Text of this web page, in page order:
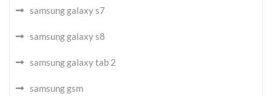
samsung galaxy s7
samsung galaxy s8
samsung galaxy tab 2
samsung gsm